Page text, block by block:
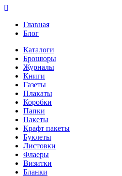
Главная
Блог
Каталоги
Брошюры
Журналы
Книги
Газеты
Плакаты
Коробки
Папки
Пакеты
Крафт пакеты
Буклеты
Листовки
Флаеры
Визитки
Бланки